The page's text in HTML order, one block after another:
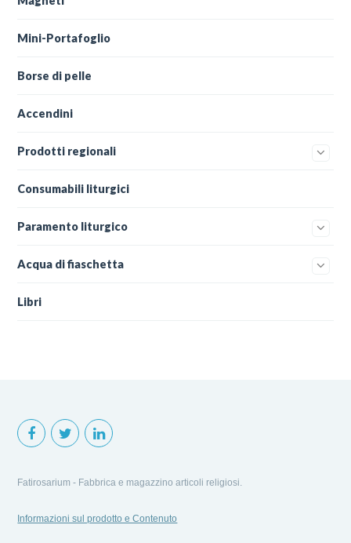
Mini-Portafoglio
Borse di pelle
Accendini
Prodotti regionali
Consumabili liturgici
Paramento liturgico
Acqua di fiaschetta
Libri
Fatirosarium - Fabbrica e magazzino articoli religiosi.
Informazioni sul prodotto e Contenuto